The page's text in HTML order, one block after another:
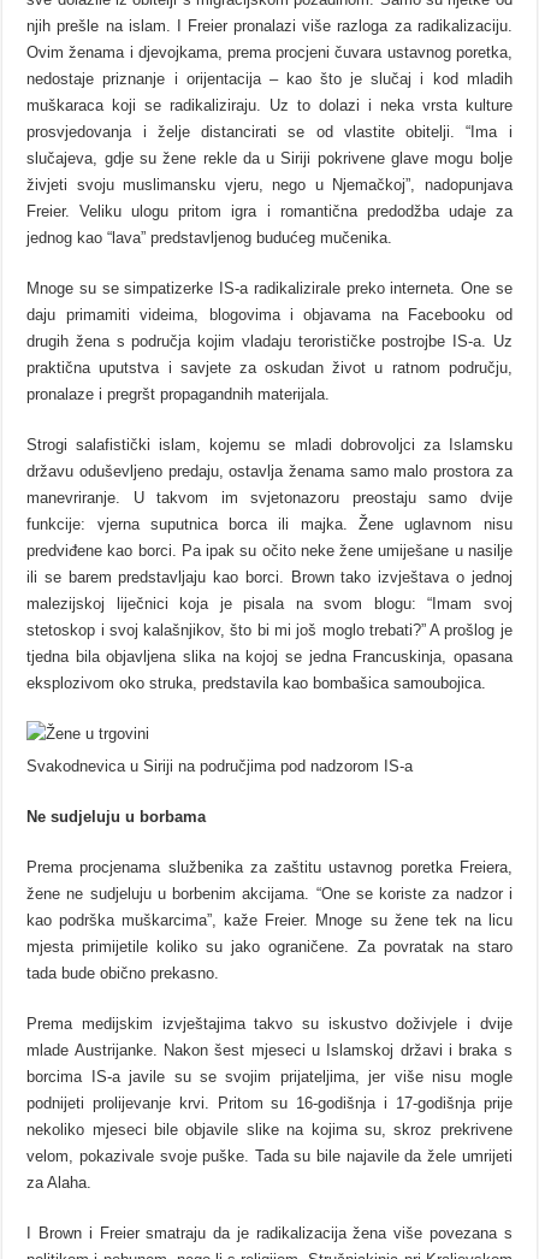
njih prešle na islam. I Freier pronalazi više razloga za radikalizaciju.
Ovim ženama i djevojkama, prema procjeni čuvara ustavnog poretka,
nedostaje priznanje i orijentacija – kao što je slučaj i kod mladih
muškaraca koji se radikaliziraju. Uz to dolazi i neka vrsta kulture
prosvjedovanja i želje distancirati se od vlastite obitelji. “Ima i
slučajeva, gdje su žene rekle da u Siriji pokrivene glave mogu bolje
živjeti svoju muslimansku vjeru, nego u Njemačkoj”, nadopunjava
Freier. Veliku ulogu pritom igra i romantična predodžba udaje za
jednog kao “lava” predstavljenog budućeg mučenika.
Mnoge su se simpatizerke IS-a radikalizirale preko interneta. One se
daju primamiti videima, blogovima i objavama na Facebooku od
drugih žena s područja kojim vladaju terorističke postrojbe IS-a. Uz
praktična uputstva i savjete za oskudan život u ratnom području,
pronalaze i pregršt propagandnih materijala.
Strogi salafistički islam, kojemu se mladi dobrovoljci za Islamsku
državu oduševljeno predaju, ostavlja ženama samo malo prostora za
manevriranje. U takvom im svjetonazoru preostaju samo dvije
funkcije: vjerna suputnica borca ili majka. Žene uglavnom nisu
predviđene kao borci. Pa ipak su očito neke žene umiješane u nasilje
ili se barem predstavljaju kao borci. Brown tako izvještava o jednoj
malezijskoj liječnici koja je pisala na svom blogu: “Imam svoj
stetoskop i svoj kalašnjikov, što bi mi još moglo trebati?” A prošlog je
tjedna bila objavljena slika na kojoj se jedna Francuskinja, opasana
eksplozivom oko struka, predstavila kao bombašica samoubojica.
Svakodnevica u Siriji na područjima pod nadzorom IS-a
Ne sudjeluju u borbama
Prema procjenama službenika za zaštitu ustavnog poretka Freiera,
žene ne sudjeluju u borbenim akcijama. “One se koriste za nadzor i
kao podrška muškarcima”, kaže Freier. Mnoge su žene tek na licu
mjesta primijetile koliko su jako ograničene. Za povratak na staro
tada bude obično prekasno.
Prema medijskim izvještajima takvo su iskustvo doživjele i dvije
mlade Austrijanke. Nakon šest mjeseci u Islamskoj državi i braka s
borcima IS-a javile su se svojim prijateljima, jer više nisu mogle
podnijeti prolijevanje krvi. Pritom su 16-godišnja i 17-godišnja prije
nekoliko mjeseci bile objavile slike na kojima su, skroz prekrivene
velom, pokazivale svoje puške. Tada su bile najavile da žele umrijeti
za Alaha.
I Brown i Freier smatraju da je radikalizacija žena više povezana s